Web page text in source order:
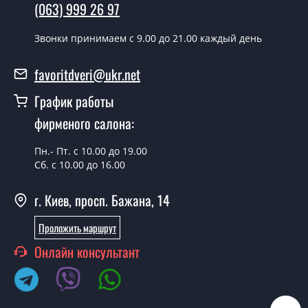
условии наличия их на складе, либо на следующий
замерщика?
Да можно.
У вас есть в наличии готовые замки?
замков.
Какая стоимость самых дешевых
дверных замков?
От 5200 грн.
Нужны замки эконом класса, что
(063) 999 26 97
Звонки принимаем c 9.00 до 21.00 каждый день
favoritdveri@ukr.net
График работы
фирменого салона:
Пн.- Пт. с 10.00 до 19.00
Сб. с 10.00 до 16.00
г. Киев, просп. Бажана, 14
Проложить маршрут
Онлайн консультант